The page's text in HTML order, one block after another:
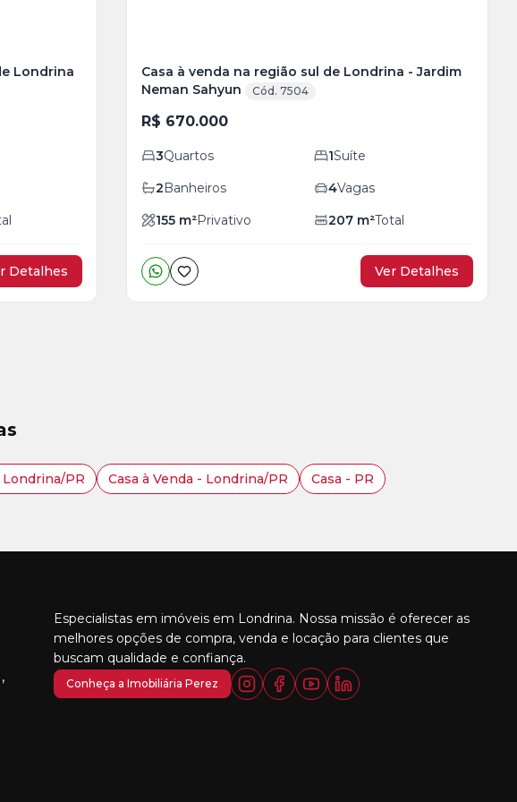
Londrina
Detalhes
Casa à venda na região sul de Londrina - Jardim
Neman Sahyun
Cód. 7504
R$ 670.000
3Quartos 1Suíte
2Banheiros 4Vagas
155m²Privativo 207 m²Total
Ver Detalhes
Londrina/PR Casa à Venda - Londrina/PR Casa - PR
Especialistas em imóveis em Londrina. Nossa missão é oferecer as
melhores opções de compra, venda e locação para clientes que
buscam qualidade e confiança.
Conheça a Imobiliária Perez